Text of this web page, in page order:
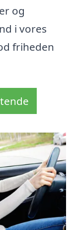
og
i vores
friheden